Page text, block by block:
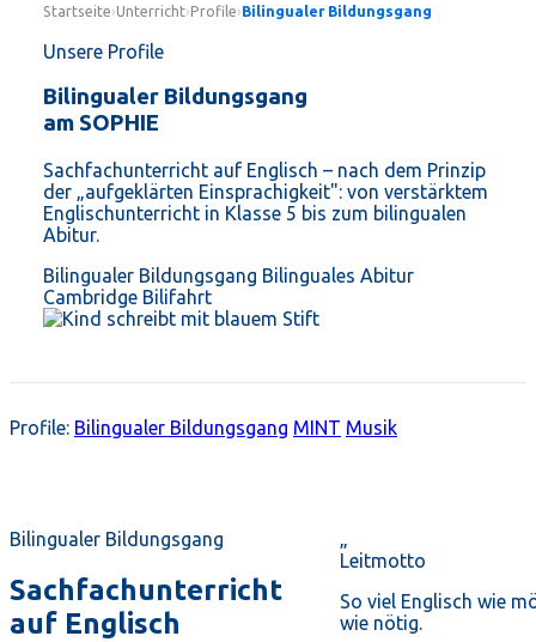
Startseite›Unterricht›Profile›Bilingualer Bildungsgang
Unsere Profile
Bilingualer Bildungsgang
am SOPHIE
Sachfachunterricht auf Englisch – nach dem Prinzip
der „aufgeklärten Einsprachigkeit": von verstärktem
Englischunterricht in Klasse 5 bis zum bilingualen
Abitur.
Bilingualer Bildungsgang Bilinguales Abitur
Cambridge Bilifahrt
Profile: Bilingualer Bildungsgang MINT Musik
Bilingualer Bildungsgang
Sachfachunterricht
auf Englisch
„
Leitmotto
So viel Englisch wie
wie nötig.